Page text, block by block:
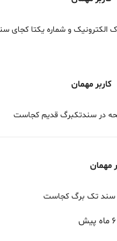
الکترونیک و شماره یکتا کجای
کاربر مهمان
در سندتکبرگ قدیم کجاست
مهمان
سند تک برگ کجاست
6 ماه پیش